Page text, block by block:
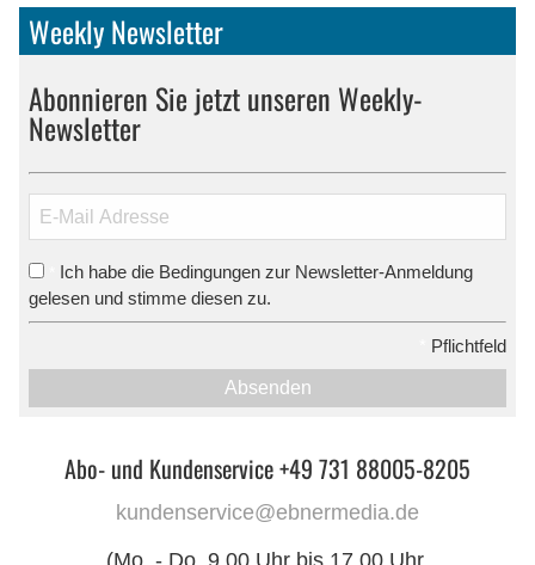
Weekly Newsletter
Abonnieren Sie jetzt unseren Weekly-
Newsletter
Ich habe die Bedingungen zur Newsletter-Anmeldung
gelesen und stimme diesen zu.
Pflichtfeld
Absenden
Abo- und Kundenservice +49 731 88005-8205
kundenservice@ebnermedia.de
(Mo. - Do. 9.00 Uhr bis 17.00 Uhr,